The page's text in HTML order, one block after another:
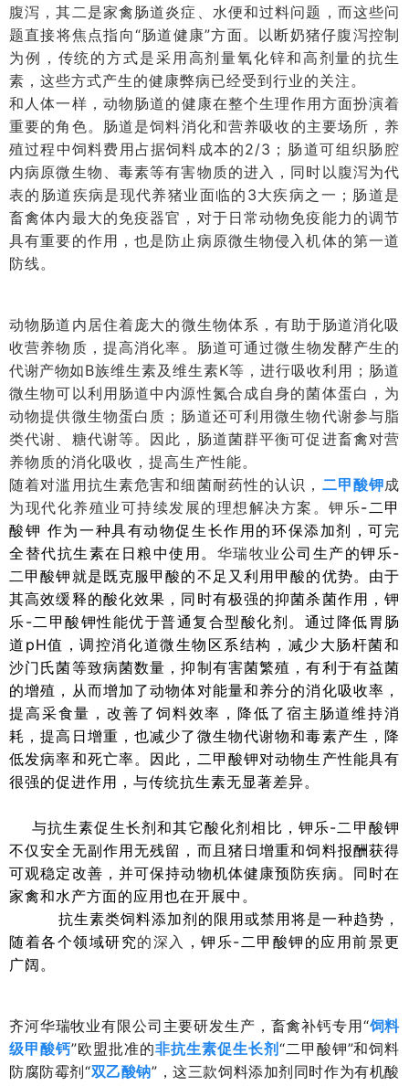
腹泻，其二是家禽肠道炎症、水便和过料问题，而这些问
题直接将焦点指向“肠道健康”方面。以断奶猪仔腹泻控制
为例，传统的方式是采用高剂量氧化锌和高剂量的抗生
素，这些方式产生的健康弊病已经受到行业的关注。
和人体一样，动物肠道的健康在整个生理作用方面扮演着
重要的角色。肠道是饲料消化和营养吸收的主要场所，养
殖过程中饲料费用占据饲料成本的2/3；肠道可组织肠腔
内病原微生物、毒素等有害物质的进入，同时以腹泻为代
表的肠道疾病是现代养猪业面临的3大疾病之一；肠道是
畜禽体内最大的免疫器官，对于日常动物免疫能力的调节
具有重要的作用，也是防止病原微生物侵入机体的第一道
防线。
动物肠道内居住着庞大的微生物体系，有助于肠道消化吸
收营养物质，提高消化率。肠道可通过微生物发酵产生的
代谢产物如B族维生素及维生素K等，进行吸收利用；肠道
微生物可以利用肠道中内源性氮合成自身的菌体蛋白，为
动物提供微生物蛋白质；肠道还可利用微生物代谢参与脂
类代谢、糖代谢等。因此，肠道菌群平衡可促进畜禽对营
养物质的消化吸收，提高生产性能。
随着对滥用抗生素危害和细菌耐药性的认识， 二甲酸钾成
为现代化养殖业可持续发展的理想解决方案。钾乐-二甲
酸钾 作为一种具有动物促生长作用的环保添加剂，可完
全替代抗生素在日粮中使用。 华瑞牧业公司生产的钾乐-
二甲酸钾就是既克服甲酸的不足又利用甲酸的优势。由于
其高效缓释的酸化效果，同时有极强的抑菌杀菌作用，钾
乐-二甲酸钾性能优于普通复合型酸化剂。通过降低胃肠
道pH值，调控消化道微生物区系结构，减少大肠杆菌和
沙门氏菌等致病菌数量，抑制有害菌繁殖，有利于有益菌
的增殖，从而增加了动物体对能量和养分的消化吸收率，
提高采食量，改善了饲料效率，降低了宿主肠道维持消
耗，提高日增重，也减少了微生物代谢物和毒素产生，降
低发病率和死亡率。因此，二甲酸钾对动物生产性能具有
很强的促进作用，与传统抗生素无显著差异。
与抗生素促生长剂和其它酸化剂相比， 钾乐-二甲酸钾
不仅安全无副作用无残留，而且猪日增重和饲料报酬获得
可观稳定改善，并可保持动物机体健康预防疾病。同时在
家禽和水产方面的应用也在开展中。
抗生素类饲料添加剂的限用或禁用将是一种趋势，
随着各个领域研究的深入 ，钾乐-二甲酸钾的应用前景更
广阔。
齐河华瑞牧业有限公司主要研发生产，畜禽补钙专用“饲料
级甲酸钙”欧盟批准的非抗生素促生长剂 “二甲酸钾”和饲料
防腐防霉剂“双乙酸钠”，这三款饲料添加剂同时作为有机酸